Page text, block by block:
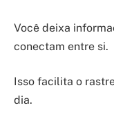
Você deixa
conectam entre si.
Isso facilita o
dia.